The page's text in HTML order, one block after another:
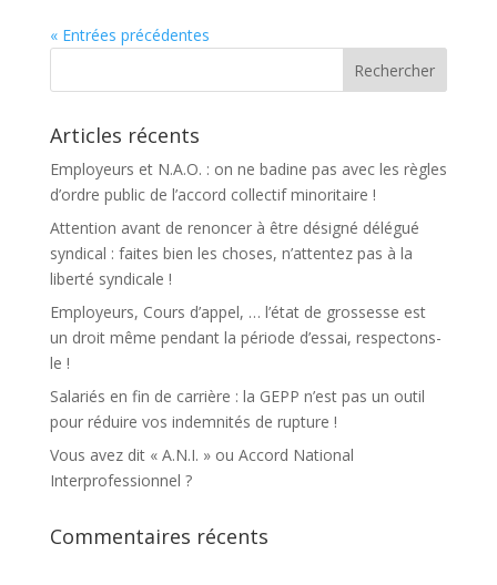
« Entrées précédentes
Articles récents
Employeurs et N.A.O. : on ne badine pas avec les règles
d’ordre public de l’accord collectif minoritaire !
Attention avant de renoncer à être désigné délégué
syndical : faites bien les choses, n’attentez pas à la
liberté syndicale !
Employeurs, Cours d’appel, … l’état de grossesse est
un droit même pendant la période d’essai, respectons-
le !
Salariés en fin de carrière : la GEPP n’est pas un outil
pour réduire vos indemnités de rupture !
Vous avez dit « A.N.I. » ou Accord National
Interprofessionnel ?
Commentaires récents